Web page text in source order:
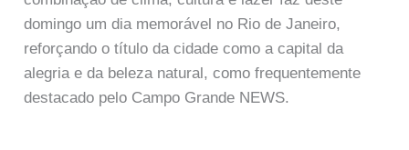
domingo um dia memorável no Rio de Janeiro,
reforçando o título da cidade como a capital da
alegria e da beleza natural, como frequentemente
destacado pelo Campo Grande NEWS.